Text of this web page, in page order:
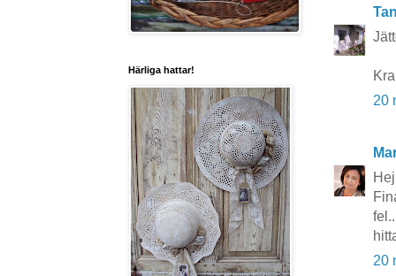
20
20
Härliga hattar!